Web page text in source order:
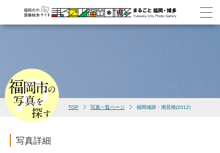
TOP 写真一覧ページ 福岡城跡・潮見櫓(2012)
写真詳細